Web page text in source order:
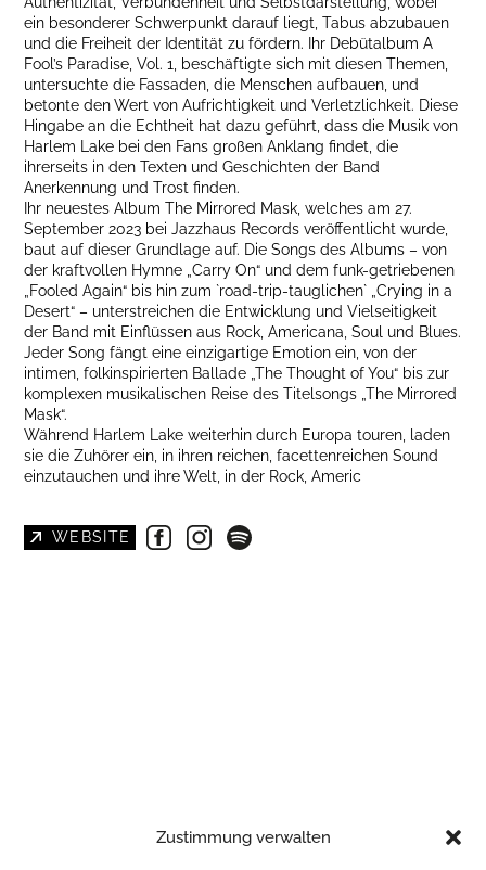
Zustimmung verwalten
ein besonderer Schwerpunkt darauf liegt, Tabus abzubauen
und die Freiheit der Identität zu fördern. Ihr Debütalbum A
Fool’s Paradise, Vol. 1, beschäftigte sich mit diesen Themen,
untersuchte die Fassaden, die Menschen aufbauen, und
betonte den Wert von Aufrichtigkeit und Verletzlichkeit. Diese
Hingabe an die Echtheit hat dazu geführt, dass die Musik von
Harlem Lake bei den Fans großen Anklang findet, die
ihrerseits in den Texten und Geschichten der Band
Anerkennung und Trost finden.
Ihr neuestes Album The Mirrored Mask, welches am 27.
September 2023 bei Jazzhaus Records veröffentlicht wurde,
baut auf dieser Grundlage auf. Die Songs des Albums – von
der kraftvollen Hymne „Carry On“ und dem funk-getriebenen
„Fooled Again“ bis hin zum `road-trip-tauglichen` „Crying in a
Desert“ – unterstreichen die Entwicklung und Vielseitigkeit
der Band mit Einflüssen aus Rock, Americana, Soul und Blues.
Jeder Song fängt eine einzigartige Emotion ein, von der
intimen, folkinspirierten Ballade „The Thought of You“ bis zur
komplexen musikalischen Reise des Titelsongs „The Mirrored
Mask“.
Während Harlem Lake weiterhin durch Europa touren, laden
sie die Zuhörer ein, in ihren reichen, facettenreichen Sound
einzutauchen und ihre Welt, in der Rock, Americ
WEBSITE
https://www.youtube.com/@HarlemLake